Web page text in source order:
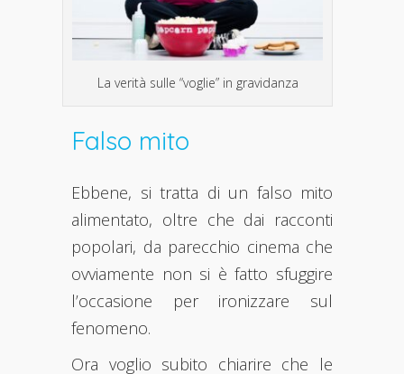
La verità sulle “voglie” in gravidanza
Falso mito
Ebbene, si tratta di un falso mito
alimentato, oltre che dai racconti
popolari, da parecchio cinema che
ovviamente non si è fatto sfuggire
l’occasione per ironizzare sul
fenomeno.
Ora voglio subito chiarire che le